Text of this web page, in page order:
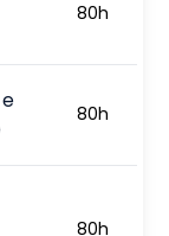
80h
80h
80h